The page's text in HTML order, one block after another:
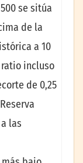
se sitúa
de la
a 10
ratio incluso
de 0,25
las